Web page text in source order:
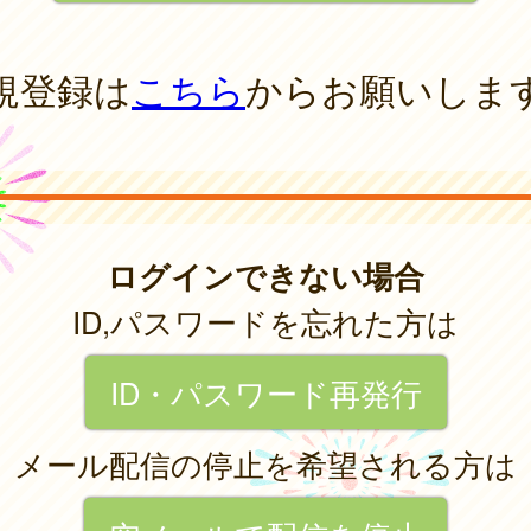
登録はこちらからお願いしま
ログインできない場合
ID,パスワードを忘れた方は
ID・パスワード再発行
メール配信の停止を希望される方は